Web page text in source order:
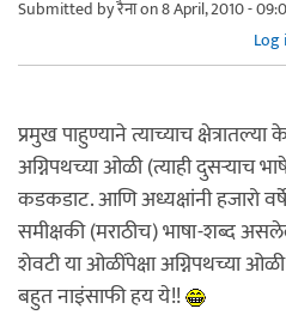
Submitted byरैनाon 8 April, 2010 -
Log
प्रमुख पाहुण्याने त्याच्याच
अग्निपथच्या ओळी (त्याही दुसर्‍याच
कडकडाट. आणि अध्यक्षांनी हजारो
समीक्षकी (मराठीच) भाषा-शब्द
शेवटी या ओळींपेक्षा अग्निपथच्या ओळी
बहुत नाइंसाफी हय ये!!